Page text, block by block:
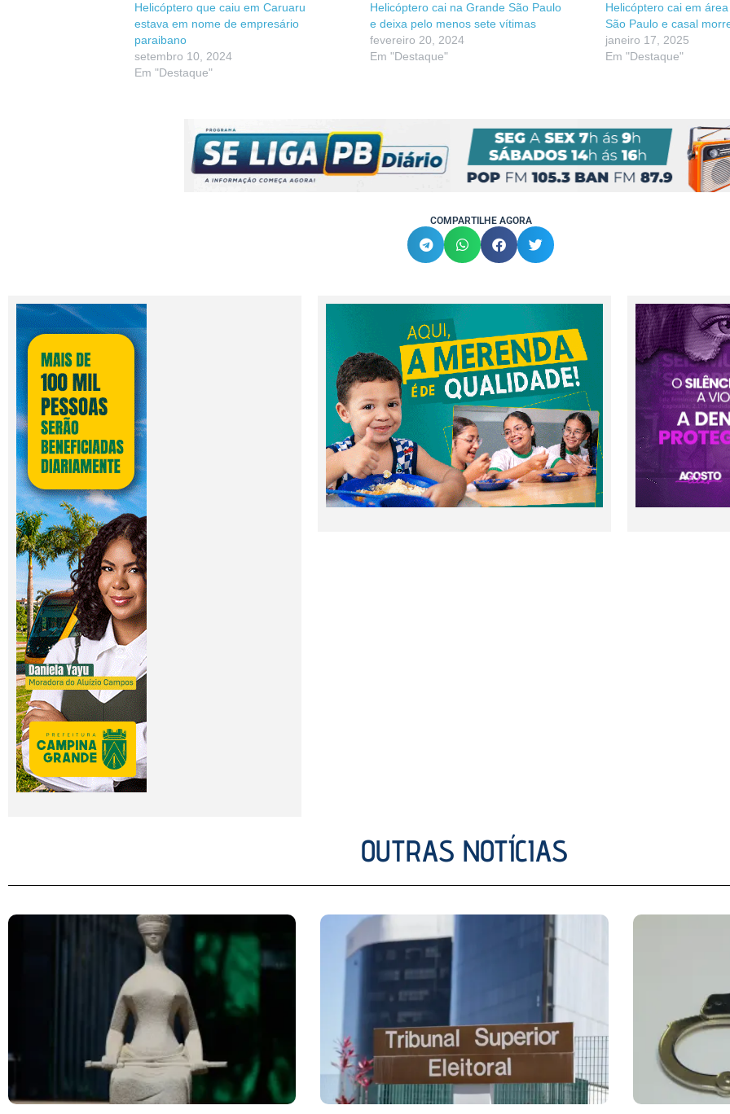
Helicóptero que caiu em Caruaru
estava em nome de empresário
paraibano
setembro 10, 2024
Em "Destaque"
Helicóptero cai na Grande São Paulo
e deixa pelo menos sete vítimas
fevereiro 20, 2024
Em "Destaque"
Helicóptero cai em
São Paulo e casal
janeiro 17, 2025
Em "Destaque"
COMPARTILHE AGORA
OUTRAS NOTÍCIAS